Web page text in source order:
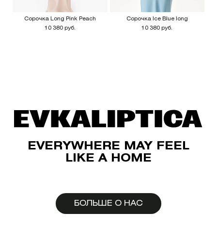
Сорочка Long Pink Peach
10 380 руб.
Cорочка Ice Blue long
10 380 руб.
EVERYWHERE MAY FEEL
LIKE A HOME
БОЛЬШЕ О НАС